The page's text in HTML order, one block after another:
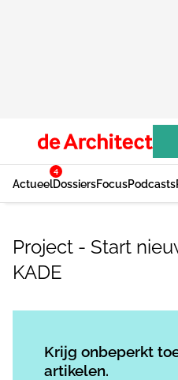
Actueel
4
DossiersFocusPodcasts
Project - Start
KADE
Krijg onbeperkt
artikelen.